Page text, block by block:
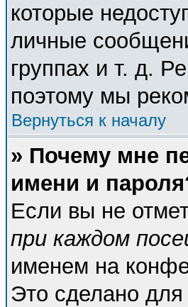
которые
личные
группах и т. д.
поэтому мы
Вернуться к началу
» Почему мне
имени и
Если вы не
при каждом
именем на
Это сделано для